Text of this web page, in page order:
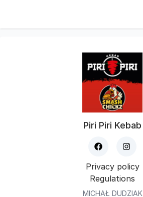
Piri Piri Kebab
Privacy policy
Regulations
MICHAŁ DUDZIAK